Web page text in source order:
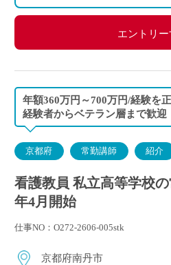
エントリー
年額360万円～700万円/経験を
経験者からベテラン層まで歓迎
京都府 常勤講師 紹介
看護教員 私立高等学校
年4月開始
仕事NO：O272-2606-005stk
京都府南丹市